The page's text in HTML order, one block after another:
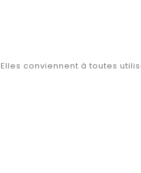
Elles conviennent à toutes